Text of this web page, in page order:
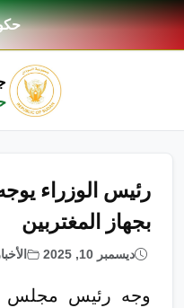
رئيس الوزراء يوجه
بجهاز المغتربين
ديسمبر 10, 2025
وجه رئيس مجلس